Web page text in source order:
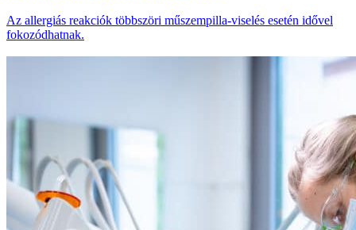
Az allergiás reakciók többszöri műszempilla-viselés esetén idővel
fokozódhatnak.